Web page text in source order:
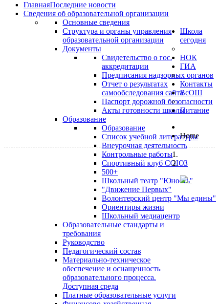
ГлавнаяПоследние новости
Сведения об образовательной организации
Основные сведения
Структура и органы управления
образовательной организации
Документы
Свидетельство о гос.
аккредитации
Предписания надзорных органов
Отчет о результатах
самообследования сайта
Паспорт дорожной безопасности
Акты готовности школы
Образование
Образование
Список учебной литературы
Внеурочная деятельность
Контрольные работы
Спортивный клуб СОЮЗ
500+
Школьный театр "Юность"
"Движение Первых"
Волонтерский центр "Мы едины"
Ориентиры жизни
Школьный медиацентр
Образовательные стандарты и
требования
Руководство
Педагогический состав
Материально-техническое
обеспечение и оснащенность
образовательного процесса.
Доступная среда
Платные образовательные услуги
Школа
сегодня
НОК
ГИА
Контакты
ВсОШ
Питание
Home